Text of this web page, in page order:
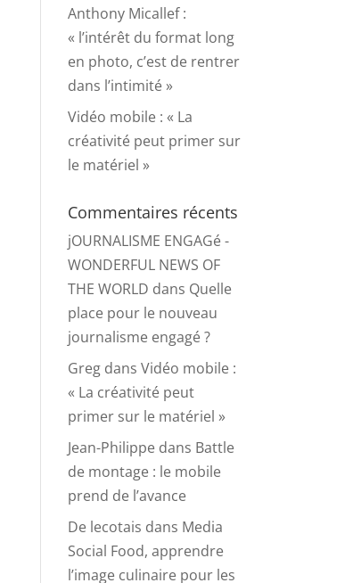
Anthony Micallef :
« l’intérêt du format long
en photo, c’est de rentrer
dans l’intimité »
Vidéo mobile : « La
créativité peut primer sur
le matériel »
Commentaires récents
jOURNALISME ENGAGé -
WONDERFUL NEWS OF
THE WORLD dans Quelle
place pour le nouveau
journalisme engagé ?
Greg dansVidéo mobile :
« La créativité peut
primer sur le matériel »
Jean-Philippe dans Battle
de montage : le mobile
prend de l’avance
De lecotais dans Media
Social Food, apprendre
l’image culinaire pour les